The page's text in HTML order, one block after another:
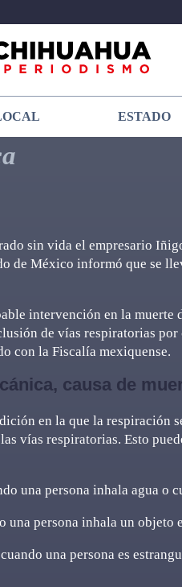
ESTADO
sin vida el empresario
de México informó que se
intervención en la
de vías respiratorias
con la Fiscalía mexiquense.
causa de
en la que la respiración
vías respiratorias. Esto
una persona inhala agua o
persona inhala un objeto
una persona es